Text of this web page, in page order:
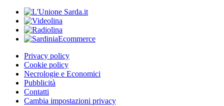
Privacy policy
Cookie policy
Necrologie e Economici
Pubblicità
Contatti
Cambia impostazioni privacy